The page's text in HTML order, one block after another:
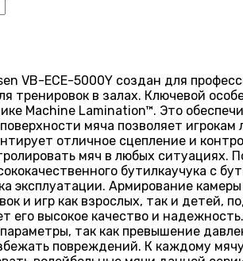
VB-ECE-5000Y создан для
тренировок в залах. Ключевой
Machine Lamination™. Это
мяча позволяет
отличное сцепление и
мяч в любых
бутилкаучука с
эксплуатации. Армирование
и игр как взрослых, так и детей,
его высокое качество и
так как превышение
повреждений. К каждому